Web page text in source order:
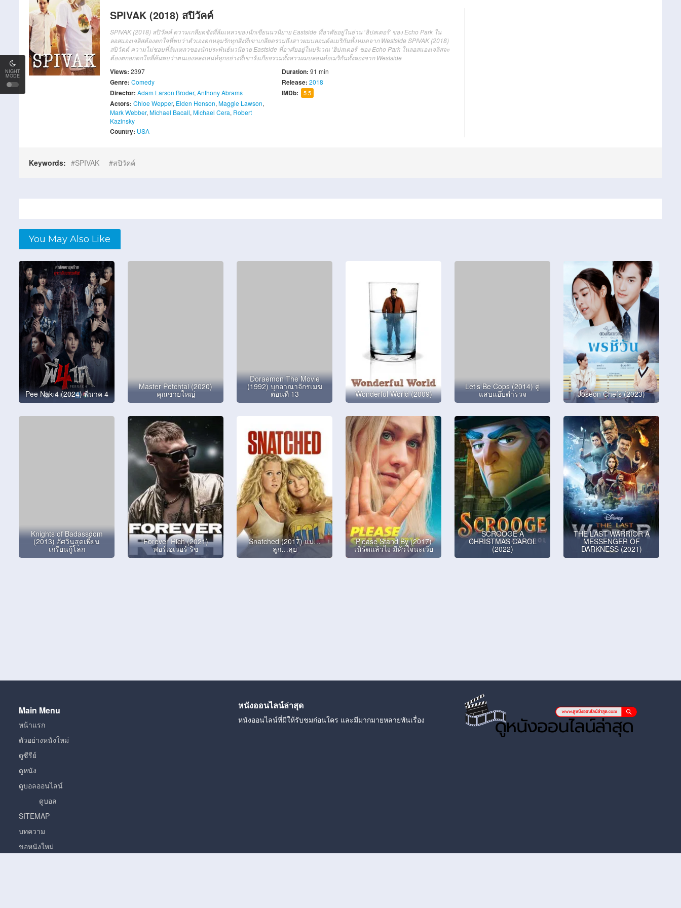
NIGHT
MODE
SPIVAK (2018) สปิวัคค์
SPIVAK (2018) สปิวัคค์ ความเกลียดชังที่ล้มเหลวของนักเขียนนวนิยาย Eastside ที่อาศัยอยู่ในย่าน ‘ฮิปสเตอร์’ ของ Echo Park ใน
ลอสแองเจลิสต้องตกใจที่พบว่าตัวเองตกหลุมรักทุกสิ่งที่เขาเกลียดรวมถึงสาวผมบลอนด์อเมริกันทั้งหมดจาก Westside SPIVAK (2018)
สปิวัคค์ ความไม่ชอบที่ล้มเหลวของนักประพันธ์นวนิยาย Eastside ที่อาศัยอยู่ในบริเวณ ‘ฮิปสเตอร์’ ของ Echo Park ในลอสแองเจลิสจะ
ต้องตกอกตกใจที่ค้นพบว่าตนเองหลงเสน่ห์ทุกอย่างที่เขารังเกียจรวมทั้งสาวผมบลอนด์อเมริกันทั้งผองจาก Westside
Views: 2397
Genre: Comedy
Director: Adam Larson Broder, Anthony Abrams
Actors: Chloe Wepper, Elden Henson, Maggie Lawson,
Mark Webber, Michael Bacall, Michael Cera, Robert
Kazinsky
Country: USA
Duration: 91 min
Release:2018
IMDb: 5.5
Keywords: SPIVAK สปิวัคค์
You May Also Like
Pee Nak 4 (2024) พี่นาค 4
Master Petchtai (2020)
คุณชายใหญ่
Doraemon The Movie
(1992) บุกอาณาจักรเมฆ
ตอนที่ 13 Wonderful World (2009)
Let’s Be Cops (2014) คู่
แสบแอ๊บตำรวจ Joseon Chefs (2023)
Knights of Badassdom
(2013) อัศวินสุดเพี้ยน
เกรียนกู้โลก
Forever Rich (2021)
ฟอร์เอเวอร์ ริช
Snatched (2017) แม่…
ลูก…ลุย
Please Stand By (2017)
เนิร์ดแล้วไง มีหัวใจนะเว้ย
SCROOGE A
CHRISTMAS CAROL
(2022)
THE LAST WARRIOR A
MESSENGER OF
DARKNESS (2021)
Main Menu
หน้าแรก
ตัวอย่างหนังใหม่
ดูซีรีย์
ดูหนัง
ดูบอลออนไลน์
ดูบอล
SITEMAP
บทความ
ขอหนังใหม่
หนังออนไลน์ล่าสุด
หนังออนไลน์ที่มีให้รับชมก่อนใคร และมีมากมายหลายพันเรื่อง